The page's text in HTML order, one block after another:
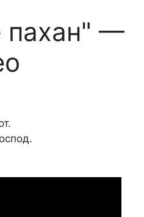
пахан" —